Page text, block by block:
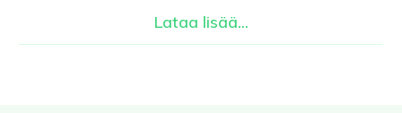
Lataa lisää...